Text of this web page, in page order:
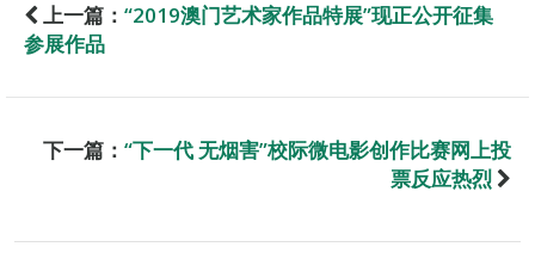
上一篇： “2019澳门艺术家作品特展”现正公开征集
参展作品
下一篇： “下一代 无烟害”校际微电影创作比赛网上投
票反应热烈